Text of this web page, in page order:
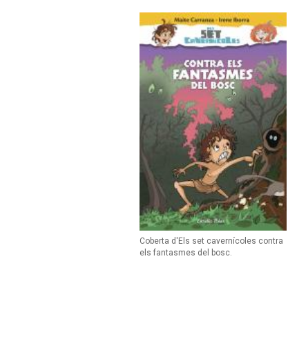
Coberta d'Els set cavernícoles contra
els fantasmes del bosc.